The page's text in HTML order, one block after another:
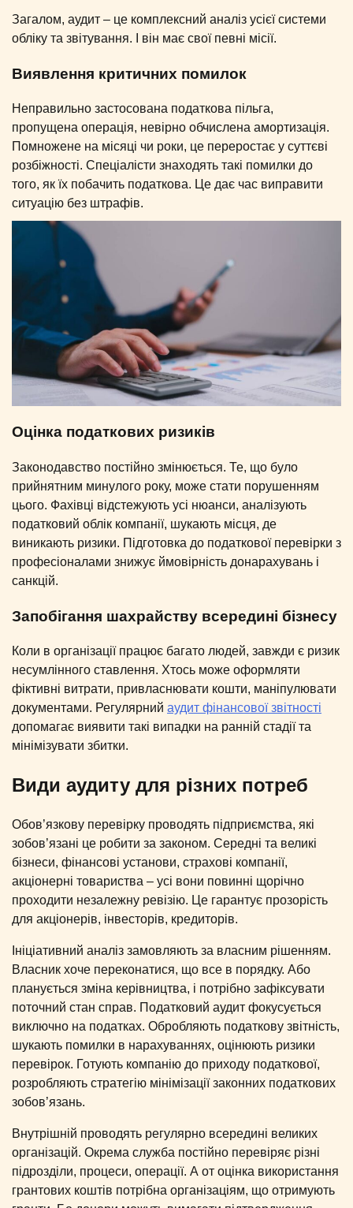
Загалом, аудит – це комплексний аналіз усієї системи
обліку та звітування. І він має свої певні місії.
Виявлення критичних помилок
Неправильно застосована податкова пільга,
пропущена операція, невірно обчислена амортизація.
Помножене на місяці чи роки, це переростає у суттєві
розбіжності. Спеціалісти знаходять такі помилки до
того, як їх побачить податкова. Це дає час виправити
ситуацію без штрафів.
Оцінка податкових ризиків
Законодавство постійно змінюється. Те, що було
прийнятним минулого року, може стати порушенням
цього. Фахівці відстежують усі нюанси, аналізують
податковий облік компанії, шукають місця, де
виникають ризики. Підготовка до податкової перевірки з
професіоналами знижує ймовірність донарахувань і
санкцій.
Запобігання шахрайству всередині бізнесу
Коли в організації працює багато людей, завжди є ризик
несумлінного ставлення. Хтось може оформляти
фіктивні витрати, привласнювати кошти, маніпулювати
документами. Регулярний аудит фінансової звітності
допомагає виявити такі випадки на ранній стадії та
мінімізувати збитки.
Види аудиту для різних потреб
Обов’язкову перевірку проводять підприємства, які
зобов’язані це робити за законом. Середні та великі
бізнеси, фінансові установи, страхові компанії,
акціонерні товариства – усі вони повинні щорічно
проходити незалежну ревізію. Це гарантує прозорість
для акціонерів, інвесторів, кредиторів.
Ініціативний аналіз замовляють за власним рішенням.
Власник хоче переконатися, що все в порядку. Або
планується зміна керівництва, і потрібно зафіксувати
поточний стан справ. Податковий аудит фокусується
виключно на податках. Обробляють податкову звітність,
шукають помилки в нарахуваннях, оцінюють ризики
перевірок. Готують компанію до приходу податкової,
розробляють стратегію мінімізації законних податкових
зобов’язань.
Внутрішній проводять регулярно всередині великих
організацій. Окрема служба постійно перевіряє різні
підрозділи, процеси, операції. А от оцінка використання
грантових коштів потрібна організаціям, що отримують